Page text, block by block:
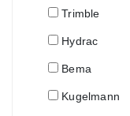
Trimble
Hydrac
Bema
Kugelmann